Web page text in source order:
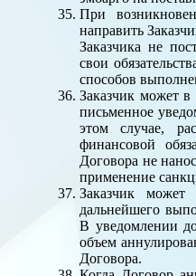
При
направить
Заказчика не
свои
способов
Заказчик может
письменное
этом случае,
финансовой
Договора не
применение
Заказчик может
дальнейшего
В уведомлении
объем
Договора.